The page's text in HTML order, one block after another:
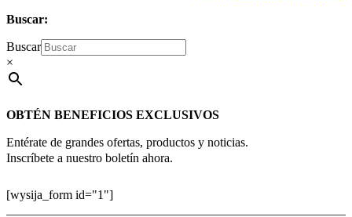
Buscar:
Buscar
×
OBTÉN BENEFICIOS EXCLUSIVOS
Entérate de grandes ofertas, productos y noticias.
Inscríbete a nuestro boletín ahora.
[wysija_form id="1"]